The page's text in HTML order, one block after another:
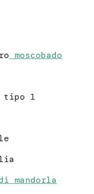
moscobado
tipo 1
mandorla